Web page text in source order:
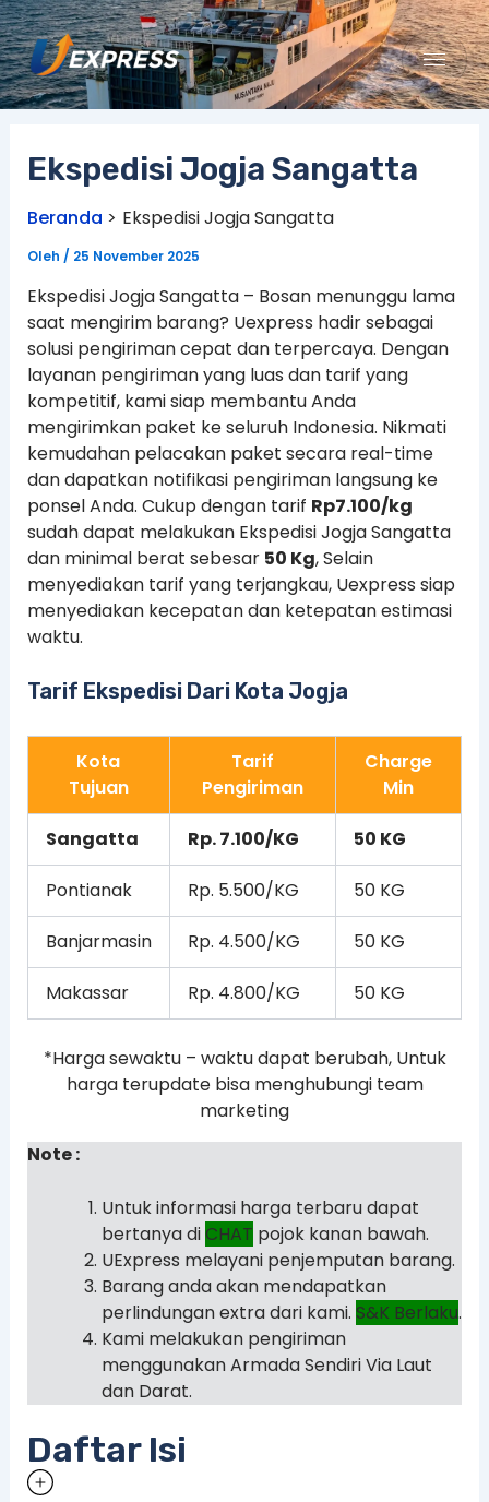
Lewati
ke
konten
Ekspedisi Jogja Sangatta
Beranda Ekspedisi Jogja Sangatta
Oleh / 25 November 2025
Ekspedisi Jogja Sangatta – Bosan menunggu lama
saat mengirim barang? Uexpress hadir sebagai
solusi pengiriman cepat dan terpercaya. Dengan
layanan pengiriman yang luas dan tarif yang
kompetitif, kami siap membantu Anda
mengirimkan paket ke seluruh Indonesia. Nikmati
kemudahan pelacakan paket secara real-time
dan dapatkan notifikasi pengiriman langsung ke
ponsel Anda. Cukup dengan tarif Rp7.100/kg
sudah dapat melakukan Ekspedisi Jogja Sangatta
dan minimal berat sebesar 50 Kg, Selain
menyediakan tarif yang terjangkau, Uexpress siap
menyediakan kecepatan dan ketepatan estimasi
waktu.
Tarif Ekspedisi Dari Kota Jogja
Kota
Tujuan
Tarif
Pengiriman
Charge
Min
Sangatta Rp. 7.100/KG 50 KG
Pontianak Rp. 5.500/KG 50 KG
Banjarmasin Rp. 4.500/KG 50 KG
Makassar Rp. 4.800/KG 50 KG
*Harga sewaktu – waktu dapat berubah, Untuk
harga terupdate bisa menghubungi team
marketing
Note :
Untuk informasi harga terbaru dapat
bertanya diCHAT pojok kanan bawah.
UExpress melayani penjemputan barang.
Barang anda akan mendapatkan
perlindungan extra dari kami. S&K Berlaku.
Kami melakukan pengiriman
menggunakan Armada Sendiri Via Laut
dan Darat.
Daftar Isi